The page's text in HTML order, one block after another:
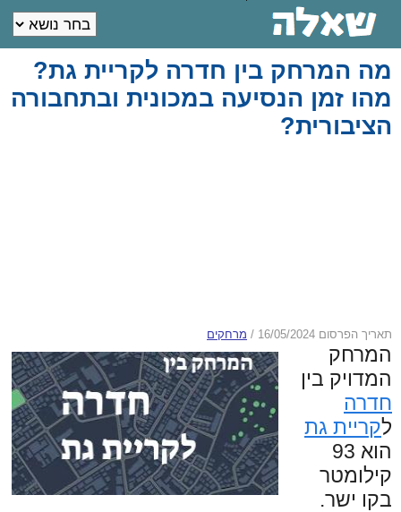
מה המרחק בין חדרה לקריית גת?
מהו זמן הנסיעה במכונית ובתחבורה
הציבורית?
תאריך הפרסום 16/05/2024 / מרחקים
המרחק
המדויק בין
חדרה
לקריית גת
הוא 93
קילומטר
בקו ישר.